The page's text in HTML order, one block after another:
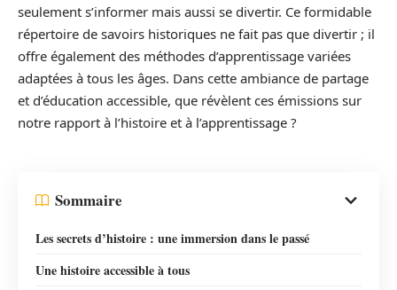
seulement s’informer mais aussi se divertir. Ce formidable
répertoire de savoirs historiques ne fait pas que divertir ; il
offre également des méthodes d’apprentissage variées
adaptées à tous les âges. Dans cette ambiance de partage
et d’éducation accessible, que révèlent ces émissions sur
notre rapport à l’histoire et à l’apprentissage ?
Sommaire
Les secrets d’histoire : une immersion dans le passé
Une histoire accessible à tous